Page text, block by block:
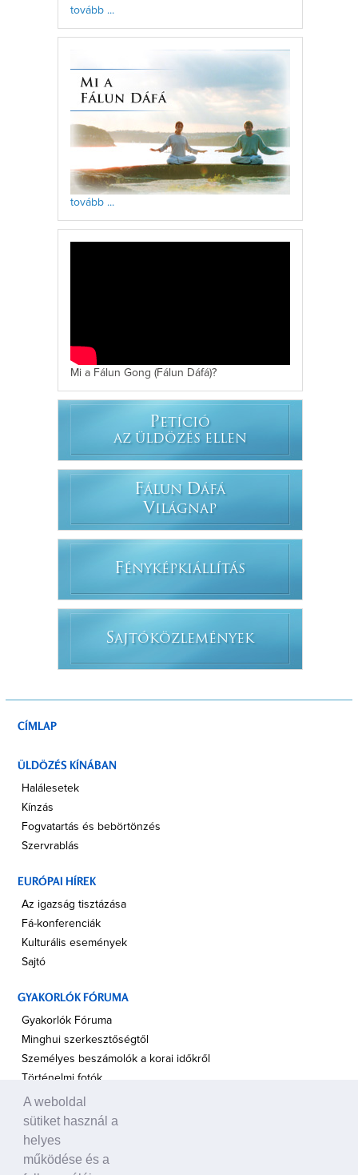
tovább ...
tovább ...
Mi a Fálun Gong (Fálun Dáfá)?
PETÍCIÓ
AZ ÜLDÖZÉS ELLEN
FÁLUN DÁFÁ
VILÁGNAP
FÉNYKÉPKIÁLLÍTÁS
SAJTÓKÖZLEMÉNYEK
CÍMLAP
ÜLDÖZÉS KÍNÁBAN
Halálesetek
Kínzás
Fogvatartás és bebörtönzés
Szervrablás
EURÓPAI HÍREK
Az igazság tisztázása
Fá-konferenciák
Kulturális események
Sajtó
GYAKORLÓK FÓRUMA
Gyakorlók Fóruma
Minghui szerkesztőségtől
Személyes beszámolók a korai időkről
Történelmi fotók
A TÁMOGATÁS HANGJA
Politikusok
Civil szervezetek, ENSZ
A weboldal
sütiket használ a
helyes
működése és a